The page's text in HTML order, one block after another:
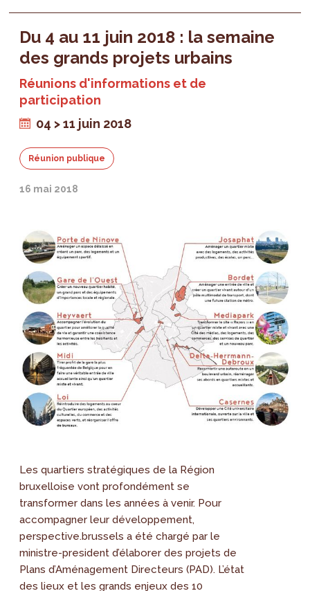
Du 4 au 11 juin 2018 : la semaine
des grands projets urbains
Réunions d'informations et de
participation
04 > 11 juin 2018
Réunion publique
16 mai 2018
Les quartiers stratégiques de la Région
bruxelloise vont profondément se
transformer dans les années à venir. Pour
accompagner leur développement,
perspective.brussels a été chargé par le
ministre-president d’élaborer des projets de
Plans d’Aménagement Directeurs (PAD). L’état
des lieux et les grands enjeux des 10